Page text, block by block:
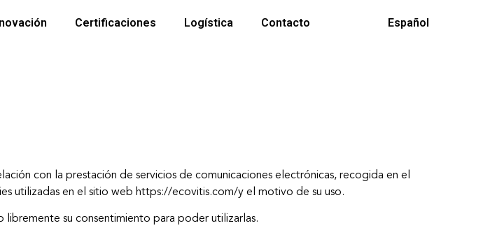
Certificaciones Logística Contacto Español
con la prestación de servicios de comunicaciones electrónicas, recogida en el
utilizadas en el sitio web https://ecovitis.com/y el motivo de su uso.
su consentimiento para poder utilizarlas.